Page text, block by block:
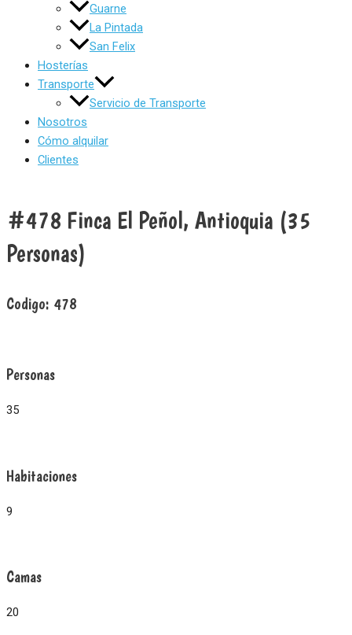
Guarne
La Pintada
San Felix
Hosterías
Transporte
Servicio de Transporte
Nosotros
Cómo alquilar
Clientes
#478 Finca El Peñol, Antioquia (35
Personas)
Codigo: 478
Personas
35
Habitaciones
9
Camas
20